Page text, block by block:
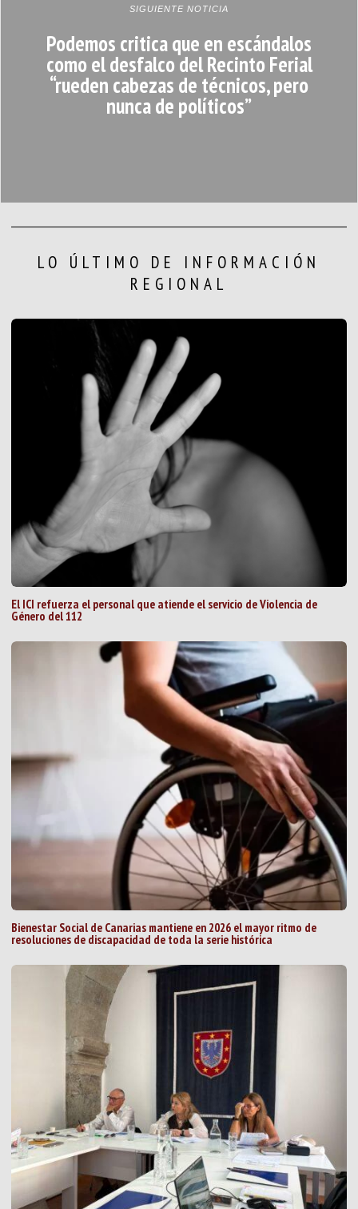
SIGUIENTE NOTICIA
Podemos critica que en escándalos
como el desfalco del Recinto Ferial
“rueden cabezas de técnicos, pero
nunca de políticos”
LO ÚLTIMO DE INFORMACIÓN
REGIONAL
El ICI refuerza el personal que atiende el servicio de Violencia de
Género del 112
Bienestar Social de Canarias mantiene en 2026 el mayor ritmo de
resoluciones de discapacidad de toda la serie histórica